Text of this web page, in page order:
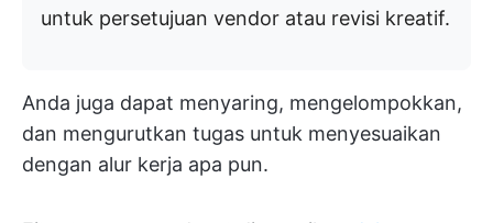
untuk persetujuan vendor atau revisi kreatif.
Anda juga dapat menyaring, mengelompokkan,
dan mengurutkan tugas untuk menyesuaikan
dengan alur kerja apa pun.